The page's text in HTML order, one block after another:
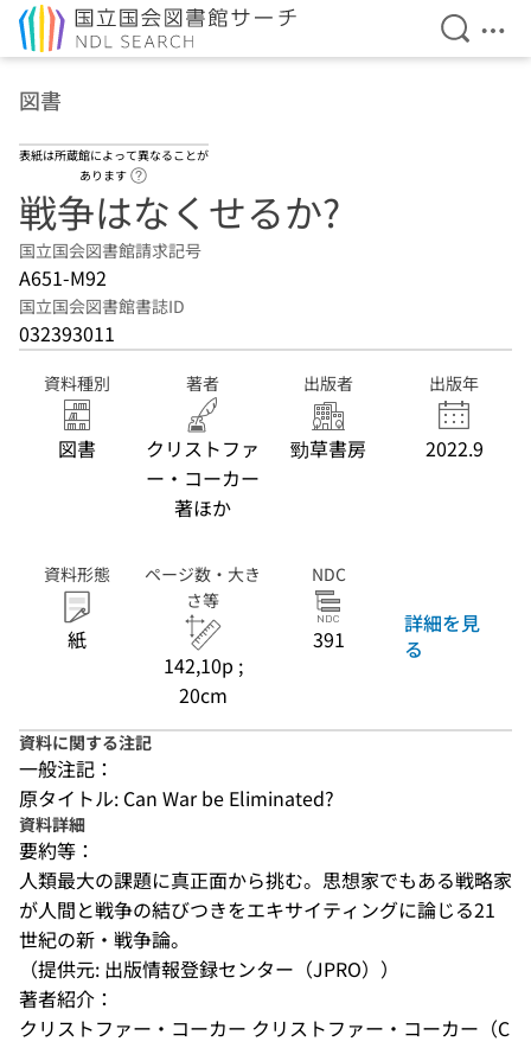
検索を
メ
図書
表紙は所蔵館によって異なることが
あります
戦争はなくせるか?
国立国会図書館請求記号
A651-M92
国立国会図書館書誌ID
032393011
資料種別
図書
著者
クリストファ
ー・コーカー
著ほか
出版者
勁草書房
出版年
2022.9
資料形態
紙
ページ数・大き
さ等
142,10p ;
20cm
NDC
391
詳細を見
る
資料に関する注記
一般注記：
原タイトル: Can War be Eliminated?
資料詳細
要約等：
人類最大の課題に真正面から挑む。思想家でもある戦略家
が人間と戦争の結びつきをエキサイティングに論じる21
世紀の新・戦争論。
（提供元: 出版情報登録センター（JPRO））
著者紹介：
クリストファー・コーカー クリストファー・コーカー（C